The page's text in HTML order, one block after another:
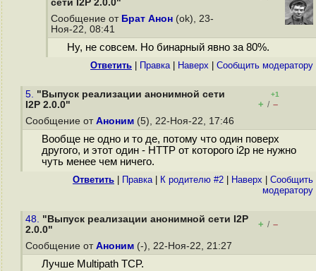
сети I2P 2.0.0"
Сообщение от Брат Анон (ok), 23-
Ноя-22, 08:41
Ну, не совсем. Но бинарный явно за 80%.
Ответить Правка| Наверх Cообщить модератору
5. "Выпуск реализации анонимной сети
I2P 2.0.0"
+1
+ / –
Сообщение от Аноним (5), 22-Ноя-22, 17:46
Вообще не одно и то де, потому что один поверх
другого, и этот один - HTTP от которого i2p не нужно
чуть менее чем ничего.
Ответить Правка| К родителю #2 Наверх
Cообщить
модератору
48. "Выпуск реализации анонимной сети I2P
2.0.0"
+ / –
Сообщение от Аноним (-), 22-Ноя-22, 21:27
Лучше Multipath TCP.